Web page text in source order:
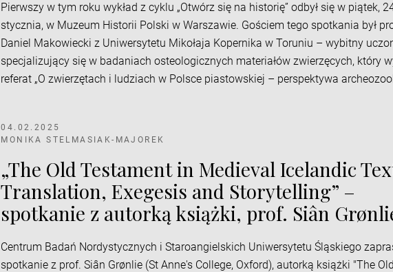
Pierwszy w tym roku wykład z cyklu „Otwórz się na historię” odbył się w piątek,
stycznia, w Muzeum Historii Polski w Warszawie. Gościem tego spotkania był
Daniel Makowiecki z Uniwersytetu Mikołaja Kopernika w Toruniu – wybitny
specjalizujący się w badaniach osteologicznych materiałów zwierzęcych, który
referat „O zwierzętach i ludziach w Polsce piastowskiej – perspektywa
04.02.2025
MONIKA STELMASIAK-MAJOREK
„The Old Testament in Medieval Icelandic
Translation, Exegesis and Storytelling” –
spotkanie z autorką książki, prof. Siân
Centrum Badań Nordystycznych i Staroangielskich Uniwersytetu Śląskiego
spotkanie z prof. Siân Grønlie (St Anne's College, Oxford), autorką książki "The Old